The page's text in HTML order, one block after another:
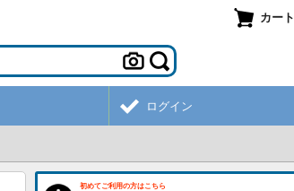
カート
ログイン
初めてご利用の方はこちら